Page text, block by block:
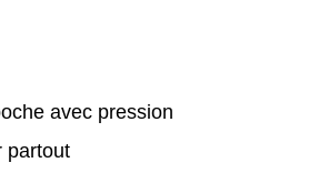
avec pression
partout